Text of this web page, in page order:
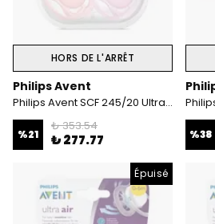
HORS DE L'ARRÊT
Philips Avent
Philips Avent SCF 245/20 Ultra Air 0-6 Ay 2'Li Desenli Emzik Kız
%21
₺ 353.54
₺ 277.77 %38
Épuisé